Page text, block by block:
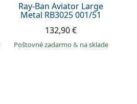
Ray-Ban Aviator Large
Metal RB3025 001/51
132,90 €
Poštovné zadarmo& na sklade